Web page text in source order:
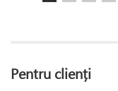
Pentru clienți